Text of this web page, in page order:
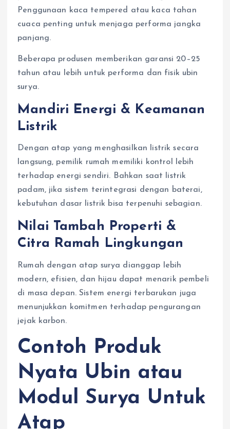
Penggunaan kaca tempered atau kaca tahan
cuaca penting untuk menjaga performa jangka
panjang.
Beberapa produsen memberikan garansi 20–25
tahun atau lebih untuk performa dan fisik ubin
surya.
Mandiri Energi & Keamanan
Listrik
Dengan atap yang menghasilkan listrik secara
langsung, pemilik rumah memiliki kontrol lebih
terhadap energi sendiri. Bahkan saat listrik
padam, jika sistem terintegrasi dengan baterai,
kebutuhan dasar listrik bisa terpenuhi sebagian.
Nilai Tambah Properti &
Citra Ramah Lingkungan
Rumah dengan atap surya dianggap lebih
modern, efisien, dan hijau dapat menarik pembeli
di masa depan. Sistem energi terbarukan juga
menunjukkan komitmen terhadap pengurangan
jejak karbon.
Contoh Produk
Nyata Ubin atau
Modul Surya Untuk
Atap